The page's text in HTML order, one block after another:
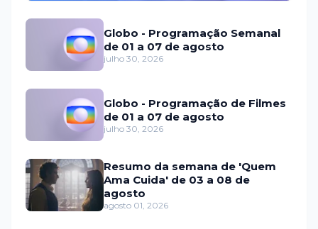
Globo - Programação Semanal
de 01 a 07 de agosto
julho 30, 2026
Globo - Programação de Filmes
de 01 a 07 de agosto
julho 30, 2026
Resumo da semana de 'Quem
Ama Cuida' de 03 a 08 de
agosto
agosto 01, 2026